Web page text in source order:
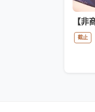
【非
截止